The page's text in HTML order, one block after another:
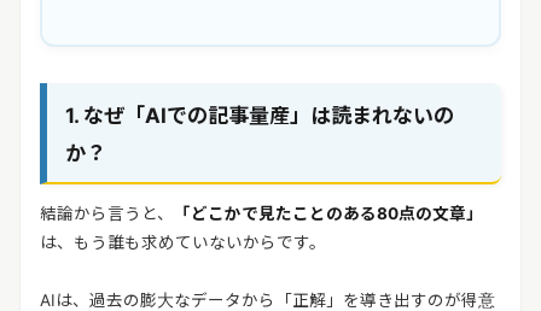
1. なぜ「AIでの記事量産」は読まれないの
か？
結論から言うと、
「どこかで見たことのある80点の文章」
は、もう誰も求めていないからです。
AIは、過去の膨大なデータから「正解」を導き出すのが得意